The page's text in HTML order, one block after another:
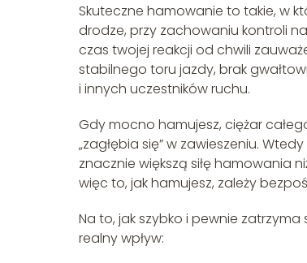
Skuteczne hamowanie to takie, w
drodze, przy zachowaniu kontroli
czas twojej reakcji od chwili
stabilnego toru jazdy, brak
i innych uczestników ruchu.
Gdy mocno hamujesz, ciężar
„zagłębia się” w zawieszeniu.
znacznie większą siłę hamowania
więc to, jak hamujesz, zależy
Na to, jak szybko i pewnie
realny wpływ: